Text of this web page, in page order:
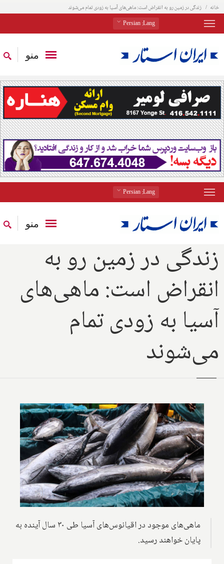
خانه زندگی در زمین رو به انقراض است: ماهی‌های آسیا به زودی تمام می‌شوند
Lang
: Persian
منو
Lang
: Persian
منو
زندگی در زمین رو به
انقراض است: ماهی‌های
آسیا به زودی تمام
می‌شوند
ماهی‌های موجود در اقیانوس‌های آسیا طی ۳۰ سال آینده به
پایان خواهند رسید.